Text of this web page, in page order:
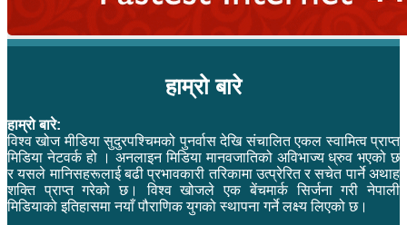
हाम्रो बारे
हाम्रो बारे:
विश्व खोज मीडिया सुदुरपश्चिमको पुनर्वास देखि संचालित एकल स्वामित्व प्राप्त
मिडिया नेटवर्क हो । अनलाइन मिडिया मानवजातिको अविभाज्य ध्रुव भएको छ
र यसले मानिसहरूलाई बढी प्रभावकारी तरिकामा उत्प्रेरित र सचेत पार्ने अथाह
शक्ति प्राप्त गरेको छ। विश्व खोजले एक बेंचमार्क सिर्जना गरी नेपाली
मिडियाको इतिहासमा नयाँ पौराणिक युगको स्थापना गर्ने लक्ष्य लिएको छ।